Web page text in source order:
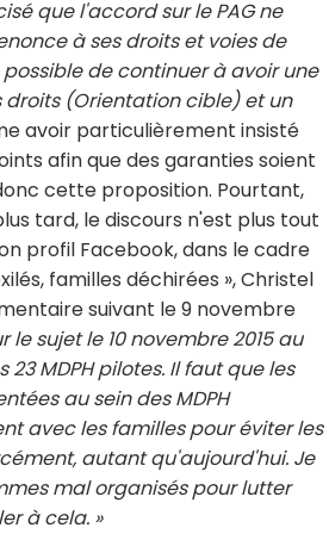
que l'accord sur le PAG ne
à ses droits et voies de
de continuer à avoir une
(Orientation cible) et un
avoir particulièrement insisté
afin que des garanties soient
cette proposition. Pourtant,
tard, le discours n'est plus tout
profil Facebook, dans le cadre
familles déchirées », Christel
suivant le 9 novembre
le sujet le 10 novembre 2015 au
MDPH pilotes. Il faut que les
au sein des MDPH
avec les familles pour éviter les
autant qu'aujourd'hui. Je
mal organisés pour lutter
à cela. »